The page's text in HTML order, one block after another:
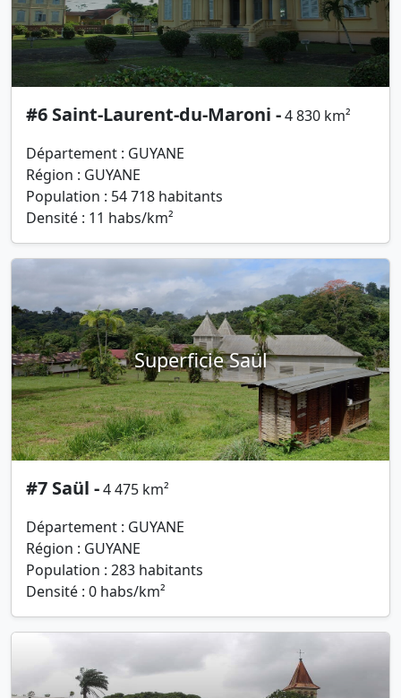
#6 Saint-Laurent-du-Maroni -4 830 km²
Département : GUYANE
Région : GUYANE
Population : 54 718 habitants
Densité : 11 habs/km²
Superficie Saül
#7 Saül -4 475 km²
Département : GUYANE
Région : GUYANE
Population : 283 habitants
Densité : 0 habs/km²